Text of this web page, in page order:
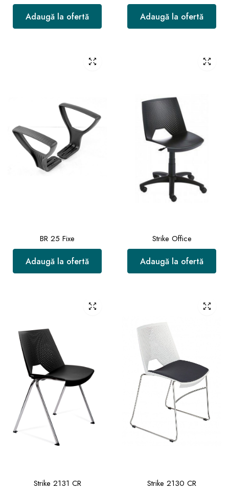
Adaugă la ofertă Adaugă la ofertă
BR 25 Fixe
Adaugă la ofertă
Strike Office
Adaugă la ofertă
Strike 2131 CR Strike 2130 CR